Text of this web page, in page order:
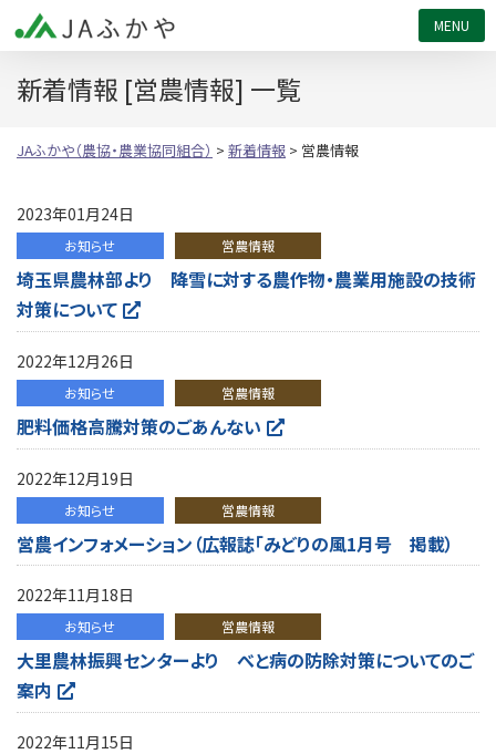
新着情報 [営農情報] 一覧
JAふかや（農協・農業協同組合） > 新着情報 > 営農情報
2023年01月24日
お知らせ 営農情報
埼玉県農林部より 降雪に対する農作物・農業用施設の技術
対策について
2022年12月26日
お知らせ 営農情報
肥料価格高騰対策のごあんない
2022年12月19日
お知らせ 営農情報
営農インフォメーション（広報誌「みどりの風1月号 掲載）
2022年11月18日
お知らせ 営農情報
大里農林振興センターより べと病の防除対策についてのご
案内
2022年11月15日